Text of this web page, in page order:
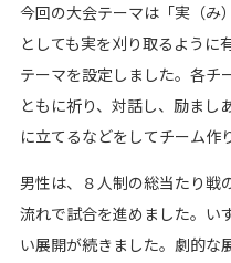
今回の大会テーマは「実（み
としても実を刈り取るように
テーマを設定しました。各チ
ともに祈り、対話し、励まし
に立てるなどをしてチーム作
男性は、８人制の総当たり戦
流れで試合を進めました。い
い展開が続きました。劇的な